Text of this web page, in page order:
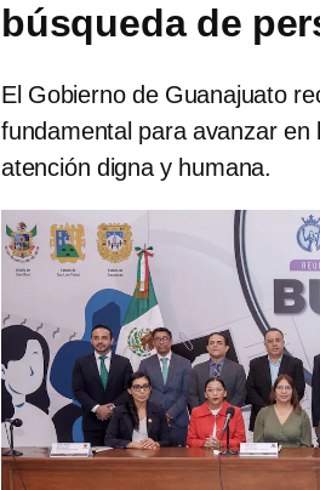
búsqueda de
El Gobierno de Guanajuato
fundamental para avanzar
atención digna y humana.